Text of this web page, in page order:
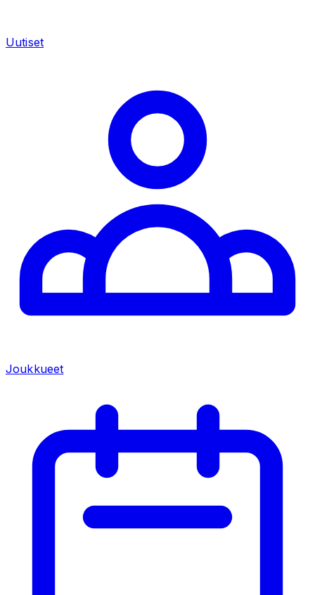
Uutiset
Joukkueet